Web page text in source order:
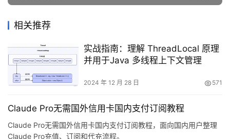
相关推荐
实战指南：理解 ThreadLocal 原理
并用于Java 多线程上下文管理
2024 年 12 月 28 日 571
Claude Pro无需国外信用卡国内支付订阅教程
Claude Pro无需国外信用卡国内支付订阅教程，面向国内用户整理
Claude Pro充值、订阅和代充流程。